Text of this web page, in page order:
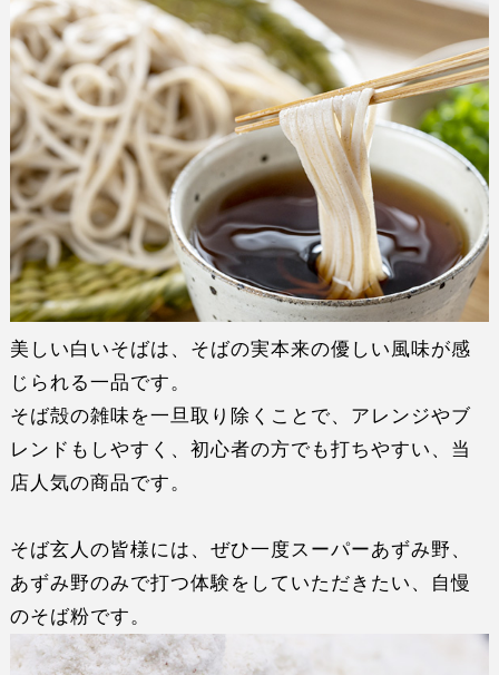
美しい白いそばは、そばの実本来の優しい風味が感
じられる一品です。
そば殻の雑味を一旦取り除くことで、アレンジやブ
レンドもしやすく、 初心者の方でも打ちやすい 、当
店人気の商品です。
そば玄人の皆様には、ぜひ一度スーパーあずみ野、
あずみ野のみで打つ体験 をしていただきたい、自慢
のそば粉です。